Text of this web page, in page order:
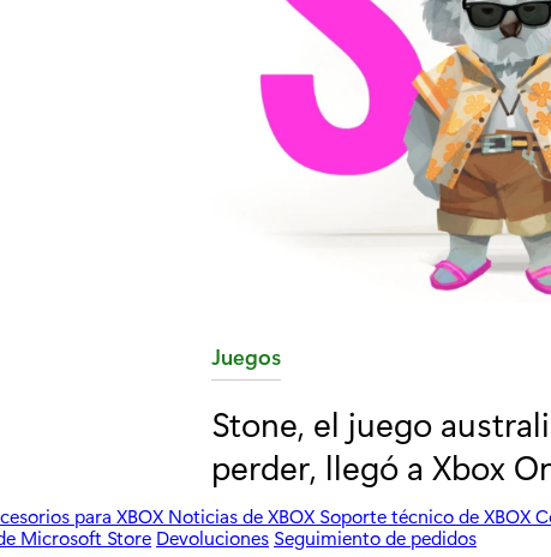
C
t
e
o
Juegos
Stone, el juego
perder, llegó a Xbox
para XBOX Noticias de XBOX Soporte técnico de XBOX
Microsoft Store Devoluciones Seguimiento de pedidos